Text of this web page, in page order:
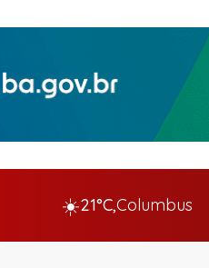
☀️21°C,Columbus